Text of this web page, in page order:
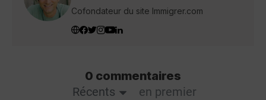
Cofondateur du site Immigrer.com
0 commentaires
Récents
en premier